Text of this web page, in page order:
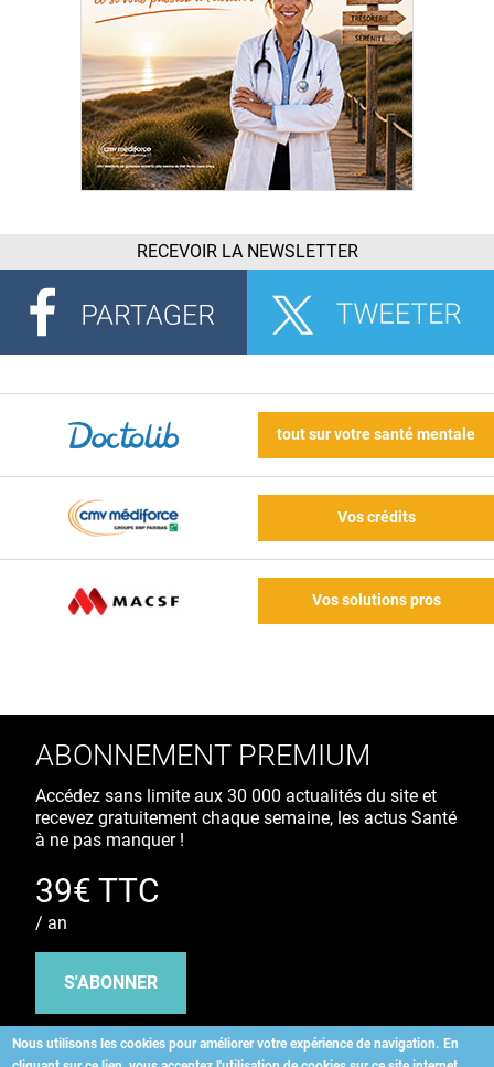
RECEVOIR LA NEWSLETTER
tout sur votre santé mentale
Vos crédits
Vos solutions pros
Nous utilisons les cookies pour améliorer votre expérience de navigation. En
ABONNEMENT PREMIUM
Accédez sans limite aux 30 000 actualités du site et
recevez gratuitement chaque semaine, les actus Santé
à ne pas manquer !
39€ TTC
/ an
S'ABONNER